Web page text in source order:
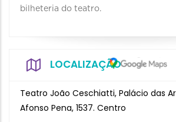
bilheteria do teatro.
LOCALIZAÇÃO
Teatro João Ceschiatti, Palácio das
Afonso Pena, 1537. Centro